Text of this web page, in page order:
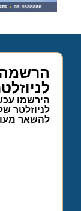
הירשמו
לניוזלטר
להשאר